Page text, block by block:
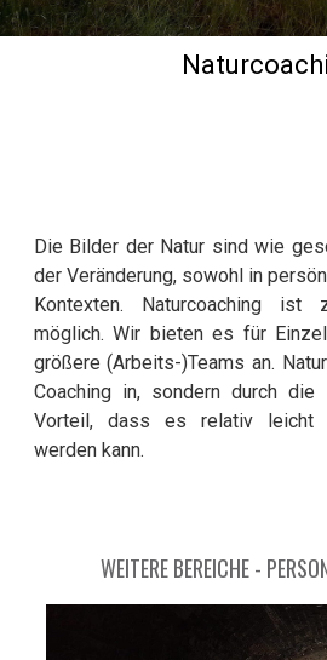
Die Bilder der Natur sind wie
der Veränderung, sowohl in
Kontexten. Naturcoaching ist
möglich. Wir bieten es für
größere (Arbeits-)Teams an.
Coaching in, sondern durch
Vorteil, dass es relativ leicht
werden kann.
WEITERE BEREICHE -